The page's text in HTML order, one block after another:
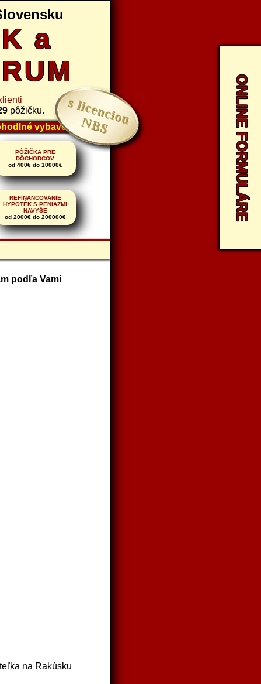
a
pôžičku. ONLINE FORMULÁRE
vybavenie pôžičiek online alebo telefonicky |
PÔŽIČKA PRE
DÔCHODCOV
od 400€ do 10000€
REFINANCOVANIE
HYPOTÉK S PENIAZMI
NAVYŠE
od 2000€ do 200000€
podľa Vami
na Rakúsku